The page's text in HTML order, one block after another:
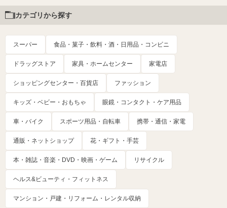
カテゴリから探す
スーパー 食品・菓子・飲料・酒・日用品・コンビニ
ドラッグストア 家具・ホームセンター 家電店
ショッピングセンター・百貨店 ファッション
キッズ・ベビー・おもちゃ 眼鏡・コンタクト・ケア用品
車・バイク スポーツ用品・自転車 携帯・通信・家電
通販・ネットショップ 花・ギフト・手芸
本・雑誌・音楽・DVD・映画・ゲーム リサイクル
ヘルス&ビューティ・フィットネス
マンション・戸建・リフォーム・レンタル収納